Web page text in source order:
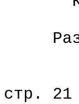
в
Раз
но
стр. 21